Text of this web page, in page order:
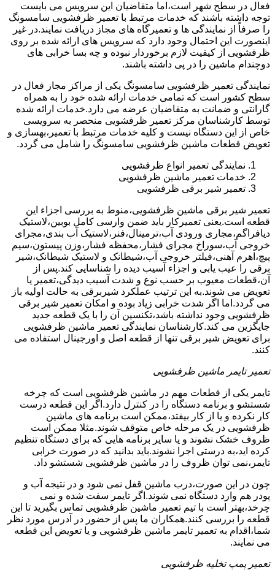
فعال در سطح شهر است،اما متقاضیان این سرویس می بایست
توجه داشته باشند که خدمات مرتبط با تعمیر ظرفشویی سامسونگ
را صرفاً از نمایندگی ها و تعمیرگاه های مجاز دریافت نمایند.در غیر
اینصورت این احتمال وجود دارد که سرویس های ارائه شده بر روی
ظرفشویی از کیفیت لازم برخوردار نبوده و چه بسا خرابی های
دوچندام ماشین را در پی داشته باشند.
نمایندگی تعمیر ظرفشویی سامسونگ یکی از مراکز مجاز فعال در
سطح کشور است که تمامی خدمات ارائه شده خود را به همراه
گارانتی و ضمانت به متقاضیان عرضه می دارد.خدمات ارائه شده
توسط کارشناسان مرکز تعمیر ظرفشویی منحصر به سرویسی
خاص از این دستگاه نیست و کلیه خدمات مرتبط با تعمیر،بهسازی و
تعویض قطعات ماشین ظرفشویی سامسونگ را شامل می گردد.
نمایندگی تعمیر انواع ظرفشویی
خدمات تعمیر ماشین ظرفشویی
تعمیر شیر برقی ظرفشویی
تعمیر شیر برقی ماشین ظرفشویی،منوط به بررسی اجزاء این
قطعه است.یعنی تعمیرکار باید ضمن وارسی کامل بوبین،لاستیک
دیافراگم،مجاری ورودی آب،ترمینال،فنر،لاستیک آب بندی،مجرای
خروجی آب،سوراخ مجرای فشار،محفظه فشار،وزن پیستون،سیم
پیچ،اهرم آهنی،فیلتر خروجی آب،شیطانک و لاستیک شیطانک،شیر
برقی را عیب یابی و اجزاء آسیب دیده را شناسایی کند.پس از
آن،قطعات معیوب بر حسب نوع و شدت آسیب دیدگی،تعمیر یا
تعویض می شوند.به این ترتیب عملکرد شیربرقی به حالت اولیه باز
می گردد.اما اگر شدت خرابی زیاد بوده و امکان تعمیر شیر برقی
ظرفشویی وجود نداشته باشد،تکنسین آن را با یک قطعه جدید
جایگزین می کند.کارشناسان نمایندگی تعمیر ماشین ظرفشویی
برای تعویض شیر برقی تنها از قطعه اصل و اورجینال استفاده می
کنند.
تعمیر تایمر ماشین ظرفشویی
تایمر یکی از قطعات مهم در ماشین ظرفشویی است که چرخه
شستشو و برنامه دستگاه را در کنترل دارد.اگر این قطعه درست
کار نکرده و یا از کار بیفتد،ممکن است برنامه های ماشین
ظرفشویی در یک مرحله خاص متوقف شوند.مثلا ممکن است
ظروف خشک نشوند و یا سایر برنامه هایی که برای دستگاه تنظیم
کرده اید،به درستی اجرا نشوند.باید بدانید که در صورت خرابی
تایمر،نمی توان ظروف را در ماشین ظرفشویی شستشو داد.
چون در این صورت،درب ماشین قفل نمی شود و در نتیجه آب و
پودر هم وارد دستگاه نمی شوند.اگر تایمر سفت شده و نمی
چرخد،بهتر است با تیم تعمیر ماشین ظرفشویی تماس بگیرید تا این
قطعه را بررسی کنند.همکاران ما پس از حضور در آدرس مورد نظر
شما،اقدام به تعمیر تایمر ماشین ظرفشویی و یا تعویض این قطعه
می نمایند.
تعمیر پمپ تخلیه ظرفشویی